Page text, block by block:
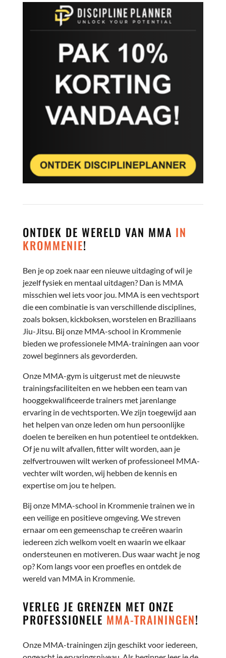
ONTDEK DE WERELD VAN MMA IN
KROMMENIE!
Ben je op zoek naar een nieuwe uitdaging of wil je
jezelf fysiek en mentaal uitdagen? Dan is MMA
misschien wel iets voor jou. MMA is een vechtsport
die een combinatie is van verschillende disciplines,
zoals boksen, kickboksen, worstelen en Braziliaans
Jiu-Jitsu. Bij onze MMA-school in Krommenie
bieden we professionele MMA-trainingen aan voor
zowel beginners als gevorderden.
Onze MMA-gym is uitgerust met de nieuwste
trainingsfaciliteiten en we hebben een team van
hooggekwalificeerde trainers met jarenlange
ervaring in de vechtsporten. We zijn toegewijd aan
het helpen van onze leden om hun persoonlijke
doelen te bereiken en hun potentieel te ontdekken.
Of je nu wilt afvallen, fitter wilt worden, aan je
zelfvertrouwen wilt werken of professioneel MMA-
vechter wilt worden, wij hebben de kennis en
expertise om jou te helpen.
Bij onze MMA-school in Krommenie trainen we in
een veilige en positieve omgeving. We streven
ernaar om een gemeenschap te creëren waarin
iedereen zich welkom voelt en waarin we elkaar
ondersteunen en motiveren. Dus waar wacht je nog
op? Kom langs voor een proefles en ontdek de
wereld van MMA in Krommenie.
VERLEG JE GRENZEN MET ONZE
PROFESSIONELE MMA-TRAININGEN!
Onze MMA-trainingen zijn geschikt voor iedereen,